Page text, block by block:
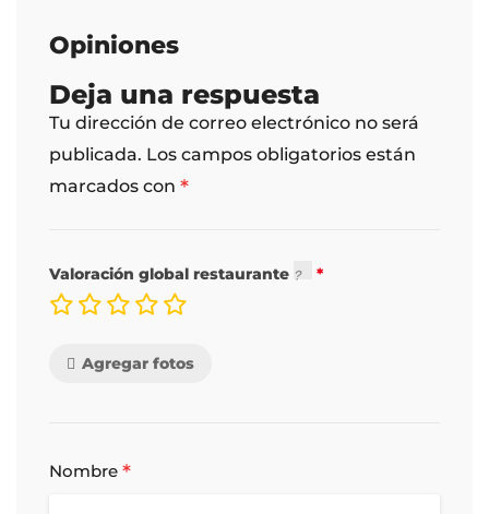
Opiniones
Deja una respuesta
Tu dirección de correo electrónico no será
publicada. Los campos obligatorios están
marcados con *
Valoración global restaurante
Agregar fotos
Nombre *